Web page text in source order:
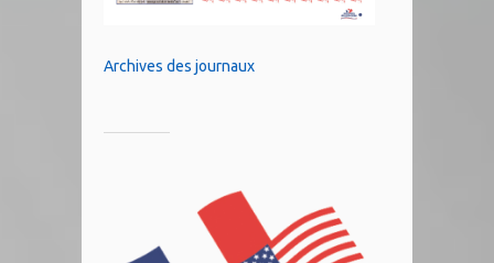
Archives des journaux